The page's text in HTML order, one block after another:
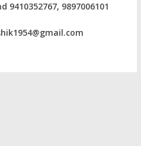
9897006101